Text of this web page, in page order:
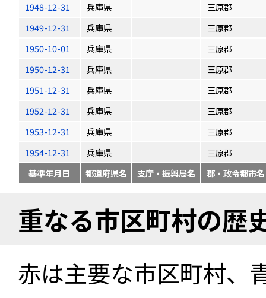
1948-12-31
兵庫県
三原郡
1949-12-31
兵庫県
三原郡
1950-10-01
兵庫県
三原郡
1950-12-31
兵庫県
三原郡
1951-12-31
兵庫県
三原郡
1952-12-31
兵庫県
三原郡
1953-12-31
兵庫県
三原郡
1954-12-31
兵庫県
三原郡
基準年月日
都道府県名 支庁・振興局名 郡・政令都市名
重なる市区町村の歴
赤は主要な市区町村、